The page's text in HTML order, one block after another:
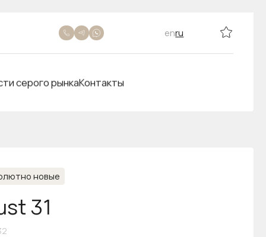
enru
серого рынкаКонтакты
новые
31